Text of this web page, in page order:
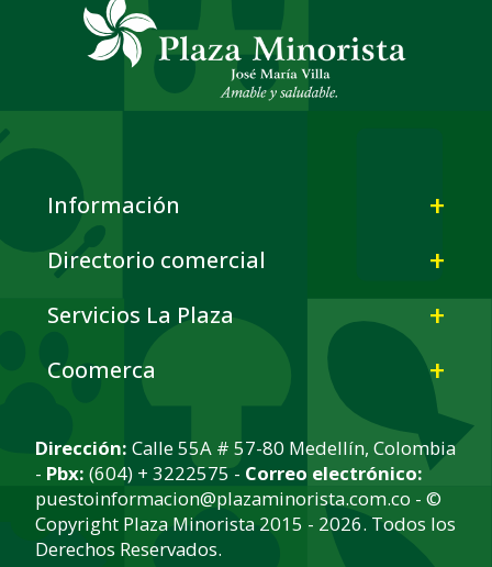
Información
Directorio comercial
Servicios La Plaza
Coomerca
Dirección: Calle 55A # 57-80 Medellín, Colombia
- Pbx: (604) + 3222575 - Correo electrónico:
puestoinformacion@plazaminorista.com.co - ©
Copyright Plaza Minorista 2015 - 2026. Todos los
Derechos Reservados.